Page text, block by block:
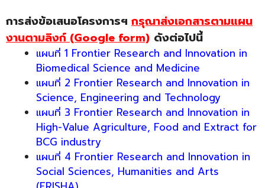
การส่งข้อเสนอโครงการฯ กรุณาส่งเอกสารตามแผน
งานตามลิงก์ (Google form) ดังต่อไปนี้
แผนที่ 1 Frontier Research and Innovation in
Biomedical Science and Medicine
แผนที่ 2 Frontier Research and Innovation in
Science, Engineering and Technology
แผนที่ 3 Frontier Research and Innovation in
High-Value Agriculture, Food and Extract for
BCG industry
แผนที่ 4 Frontier Research and Innovation in
Social Sciences, Humanities and Arts